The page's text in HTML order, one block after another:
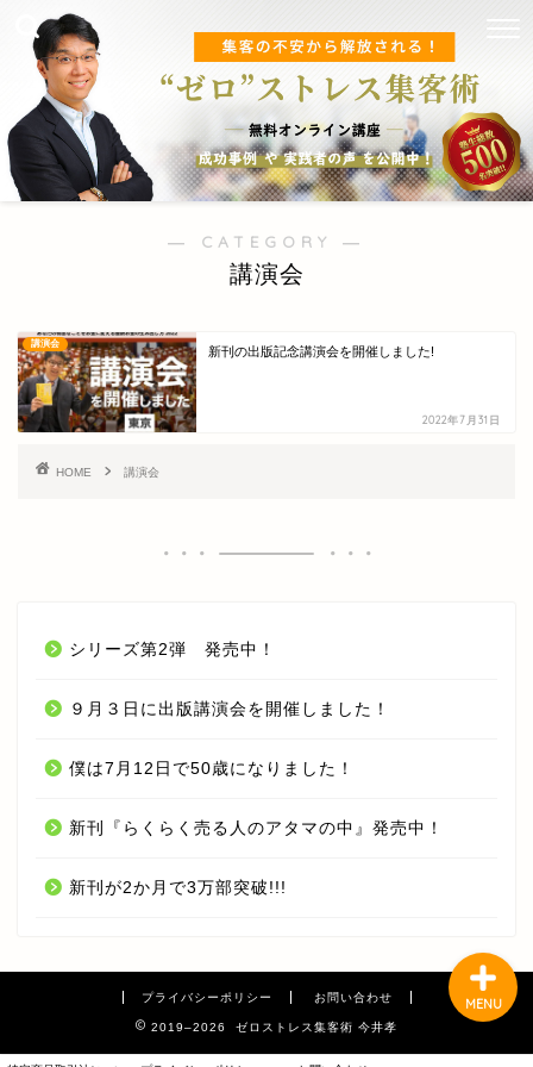
― CATEGORY ―
講演会
講演会
新刊の出版記念講演会を開催しました!
2022年7月31日
HOME 講演会
シリーズ第2弾 発売中！
９月３日に出版講演会を開催しました！
僕は7月12日で50歳になりました！
新刊『らくらく売る人のアタマの中』発売中！
新刊が2か月で3万部突破!!!
プライバシーポリシー お問い合わせ
2019–2026 ゼロストレス集客術 今井孝
MENU
TOP
オンラインセミナー